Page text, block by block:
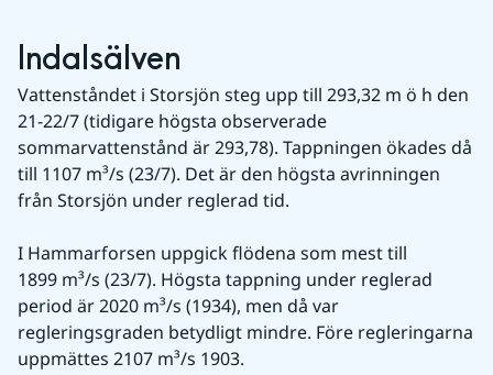
Indalsälven
Vattenståndet i Storsjön steg upp till 293,32 m ö h den
21-22/7 (tidigare högsta observerade
sommarvattenstånd är 293,78). Tappningen ökades då
till 1107 m³/s (23/7). Det är den högsta avrinningen
från Storsjön under reglerad tid.
I Hammarforsen uppgick flödena som mest till
1899 m³/s (23/7). Högsta tappning under reglerad
period är 2020 m³/s (1934), men då var
regleringsgraden betydligt mindre. Före regleringarna
uppmättes 2107 m³/s 1903.